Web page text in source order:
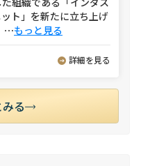
ト」を新たに立ち上げ
⋯もっと見る
詳細を見る
る